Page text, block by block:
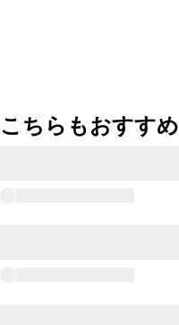
こちらもおすすめ